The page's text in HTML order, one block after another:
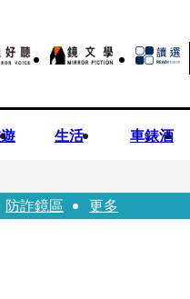
生活 車錶酒
質疑項目
防詐鏡區 更多